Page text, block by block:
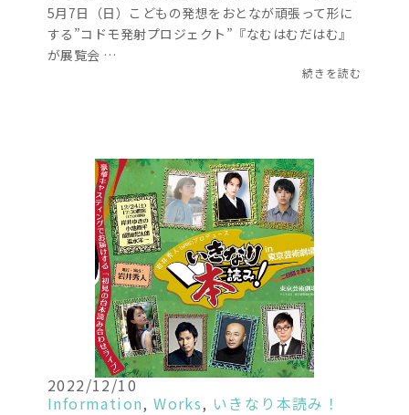
5月7日（日）こどもの発想をおとなが頑張って形に
する”コドモ発射プロジェクト”『なむはむだはむ』
が展覧会 …
続きを読む
2022/12/10
Information,Works, いきなり本読み！